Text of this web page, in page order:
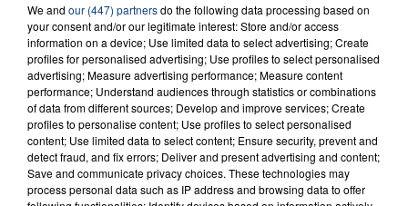
23 juillet 2026
INCENDIE MORTEL À LENS : UNE FEMME ET
SON BÉBÉ ENTRE LA VIE ET LA...
Un homme s'est immolé par le feu après avoir
aspergé sa compagne et leur bébé de trois mois
d'un liquide inflammable.
We and our (447) partnersdo the following data processing based on
your consent and/or our legitimate interest: Store and/or access
information on a device; Use limited data to select advertising; Create
profiles for personalised advertising; Use profiles to select personalised
advertising; Measure advertising performance; Measure content
performance; Understand audiences through statistics or combinations
of data from different sources; Develop and improve services; Create
profiles to personalise content; Use profiles to select personalised
content; Use limited data to select content; Ensure security, prevent and
detect fraud, and fix errors; Deliver and present advertising and content;
Save and communicate privacy choices. These technologies may
process personal data such as IP address and browsing data to offer